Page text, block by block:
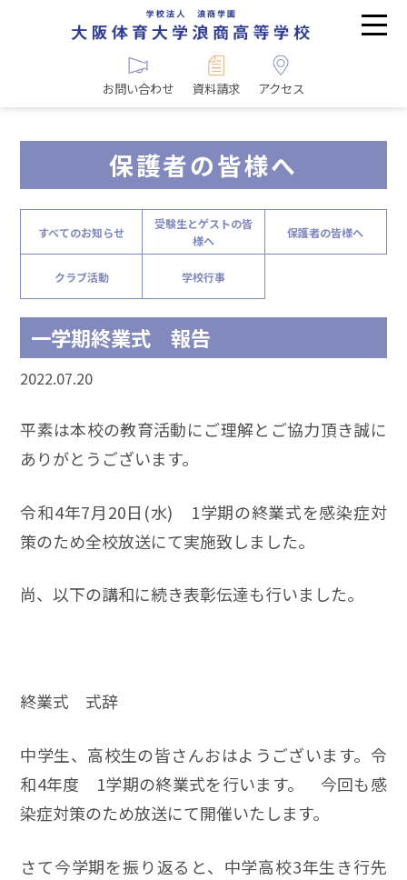
お問い合わせ 資料請求 アクセス
保護者の皆様へ
すべてのお知らせ
受験生とゲストの皆
様へ
保護者の皆様へ
クラブ活動 学校行事
一学期終業式 報告
2022.07.20
平素は本校の教育活動にご理解とご協力頂き誠に
ありがとうございます。
令和4年7月20日(水) 1学期の終業式を感染症対
策のため全校放送にて実施致しました。
尚、以下の講和に続き表彰伝達も行いました。
終業式 式辞
中学生、高校生の皆さんおはようございます。令
和4年度 1学期の終業式を行います。 今回も感
染症対策のため放送にて開催いたします。
さて今学期を振り返ると、中学高校3年生き行先